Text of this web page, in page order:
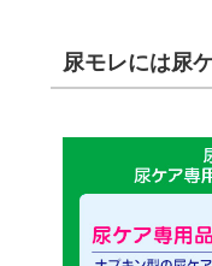
尿モレには尿